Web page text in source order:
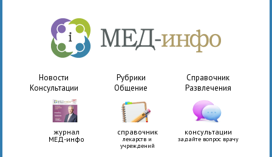
Новости Рубрики
Справочник
Консультации
Общение Развлечения
журнал
МЕД-инфо
справочник
лекарств и
учреждений
консультации
задайте вопрос врачу